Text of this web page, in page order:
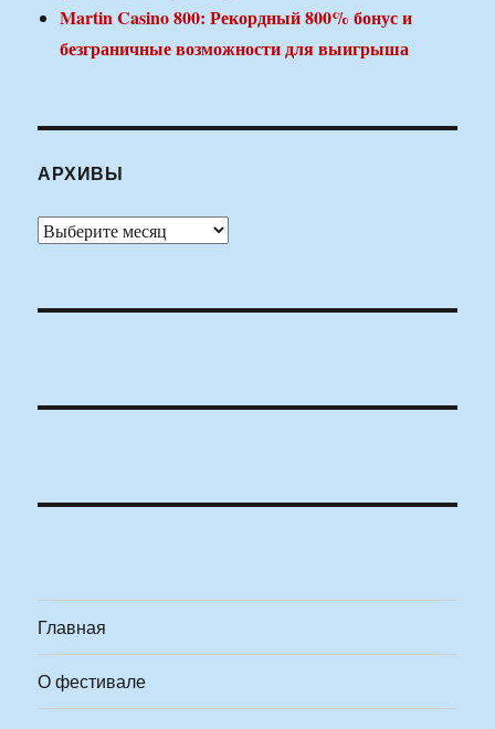
Martin Casino 800: Рекордный 800% бонус и
безграничные возможности для выигрыша
АРХИВЫ
Архивы
Главная
О фестивале